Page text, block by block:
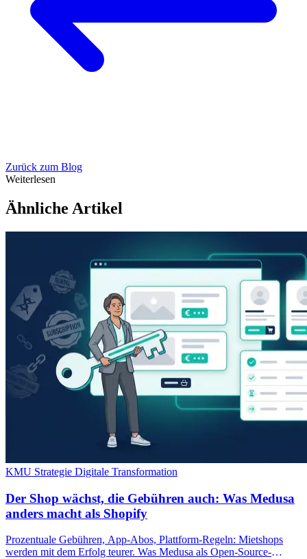
Zurück zum Blog
Weiterlesen
Ähnliche Artikel
KMU Strategie Digitale Transformation
Der Shop wächst, die Gebühren auch: Was Medusa
anders macht als Shopify
Prozentuale Gebühren, App-Abos, Plattform-Regeln: Mietshops
werden mit dem Erfolg teurer. Was Medusa als Open-Source-